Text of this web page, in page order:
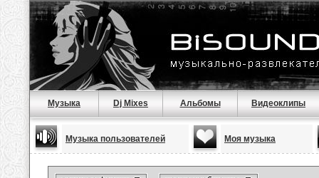
Музыка Dj Mixes Альбомы Видеоклипы
Музыка пользователей Моя музыка